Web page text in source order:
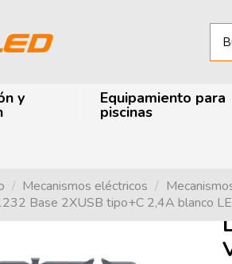
y Equipamiento para
piscinas
Mecanismos eléctricos
Base 2XUSB tipo+C 2,4A blanco